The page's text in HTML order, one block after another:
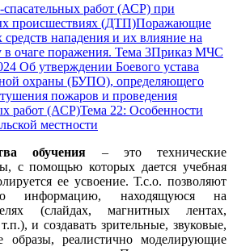
работ (АСР) при
происшествиях (ДТП)Поражающие
нападения и их влияние на
очаге поражения. Тема 3Приказ МЧС
Об утверждении Боевого устава
охраны (БУПО), определяющего
пожаров и проведения
работ (АСР)Тема 22: Особенности
местности
обучения – это технические
с помощью которых дается учебная
ее усвоение. Т.с.о. позволяют
информацию, находящуюся на
(слайдах, магнитных лентах,
и создавать зрительные, звуковые,
образы, реалистично моделирующие